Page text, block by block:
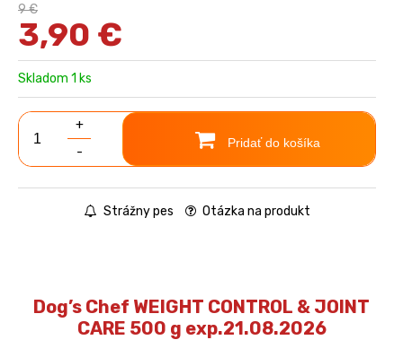
9 €
3,90 €
Skladom 1 ks
+
-
Pridať do košíka
Strážny pes Otázka na produkt
Dog’s Chef WEIGHT CONTROL & JOINT
CARE 500 g exp.21.08.2026